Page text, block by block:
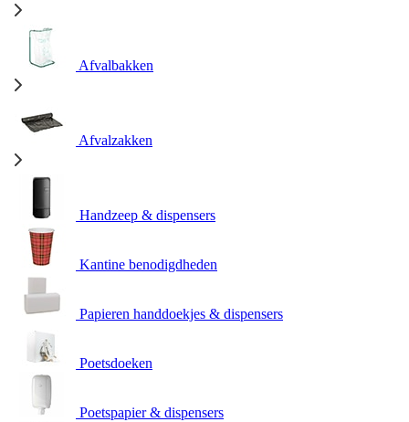
Afvalbakken
Afvalzakken
Handzeep & dispensers
Kantine benodigdheden
Papieren handdoekjes & dispensers
Poetsdoeken
Poetspapier & dispensers